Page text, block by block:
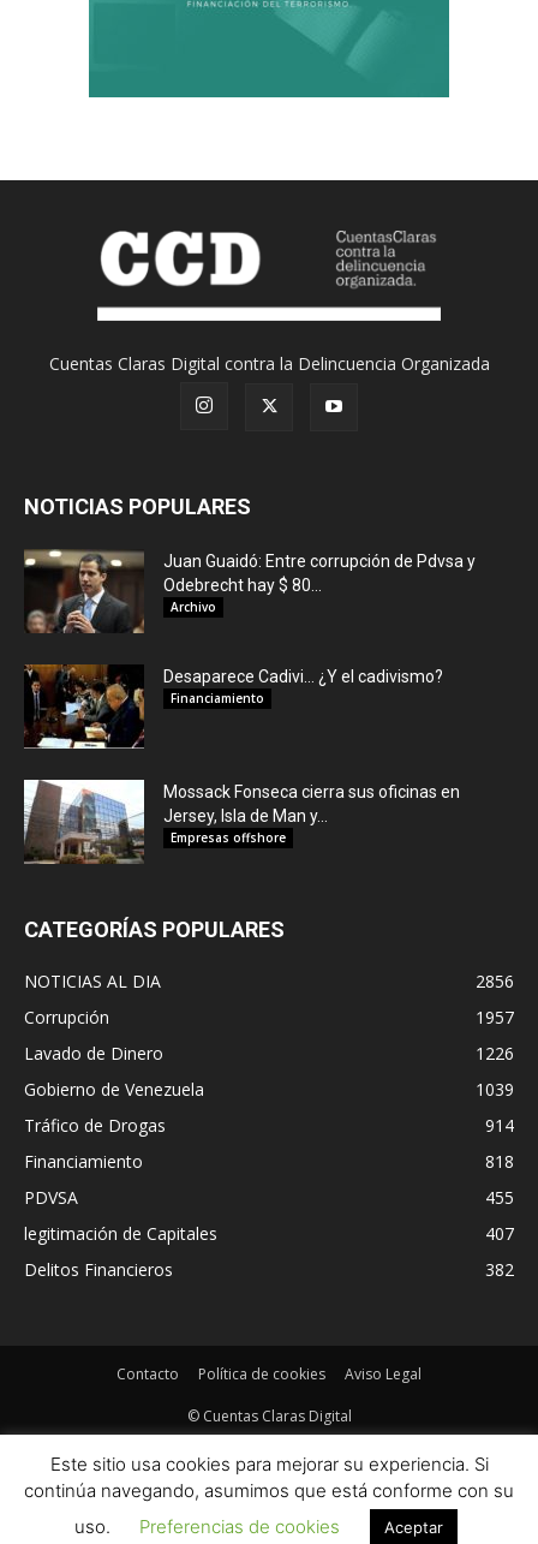
Cuentas Claras Digital contra la Delincuencia Organizada
NOTICIAS POPULARES
Juan Guaidó: Entre corrupción de Pdvsa y
Odebrecht hay $ 80...
Archivo
Desaparece Cadivi… ¿Y el cadivismo?
Financiamiento
Mossack Fonseca cierra sus oficinas en
Jersey, Isla de Man y...
Empresas offshore
CATEGORÍAS POPULARES
NOTICIAS AL DIA
2856
Corrupción
1957
Lavado de Dinero
1226
Gobierno de Venezuela
1039
Tráfico de Drogas
914
Financiamiento
818
PDVSA
455
legitimación de Capitales
407
Delitos Financieros
382
Contacto Política de cookies Aviso Legal
© Cuentas Claras Digital
Este sitio usa cookies para mejorar su experiencia. Si
continúa navegando, asumimos que está conforme con su
uso.
Preferencias de cookies Aceptar